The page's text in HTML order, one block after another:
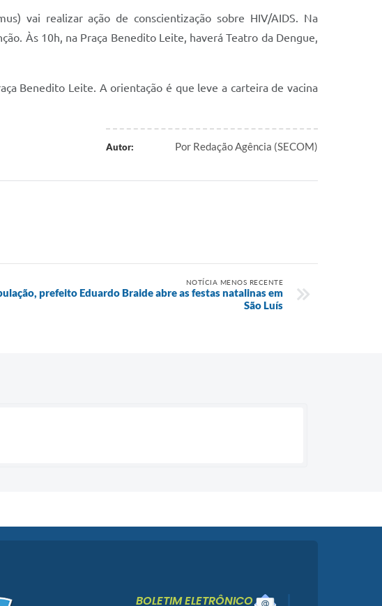
vai realizar ação de conscientização sobre HIV/AIDS. Na
Às 10h, na Praça Benedito Leite, haverá Teatro da Dengue,
Benedito Leite. A orientação é que leve a carteira de vacina
Autor: Por Redação Agência (SECOM)
NOTÍCIA MENOS RECENTE
prefeito Eduardo Braide abre as festas natalinas em
São Luís
BOLETIM ELETRÔNICO